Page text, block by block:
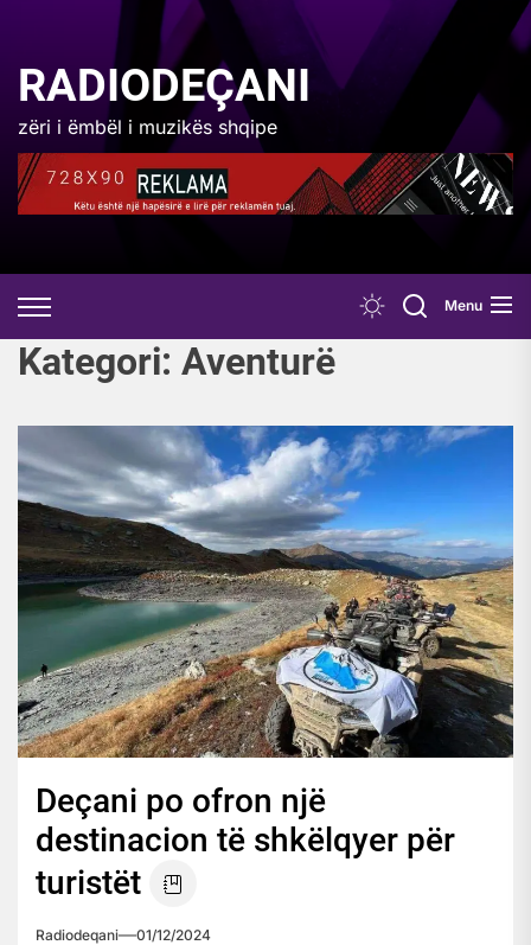
the
content
RADIODEÇANI
zëri i ëmbël i muzikës shqipe
Menu
Kategori: Aventurë
Deçani po ofron një
destinacion të shkëlqyer për
turistët
Radiodeqani 01/12/2024